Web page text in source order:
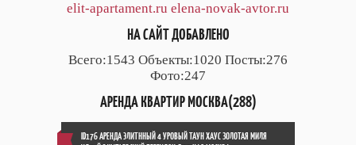
elit-apartament.ru elena-novak-avtor.ru
НА САЙТ ДОБАВЛЕНО
Всего:1543 Объекты:1020 Посты:276
Фото:247
АРЕНДА КВАРТИР МОСКВА(288)
ID176 АРЕНДА ЭЛИТННЫЙ 4 УРОВЫЙ ТАУН ХАУС ЗОЛОТАЯ МИЛЯ